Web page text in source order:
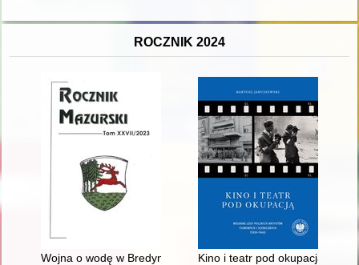
ROCZNIK 2024
Wojna o wodę w Bredynkach Kino i teatr pod okupacją :